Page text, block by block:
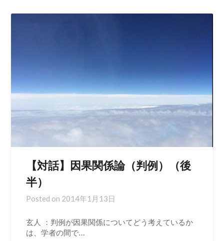
【対話】因果関係論（判例）（後
半）
Posted on 2014年1月13日
玄人 ：判例が因果関係についてどう考えているか
は、学者の間で…